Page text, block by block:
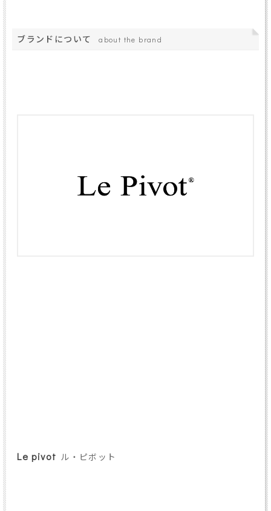
ブランドについて about the brand
Le pivot ル・ピボット